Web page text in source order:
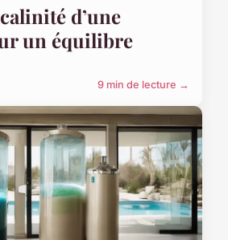
d’une
un équilibre
9 min de lecture →